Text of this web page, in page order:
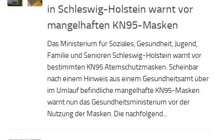
in Schleswig-Holstein warnt vor
mangelhaften KN95-Masken
Das Ministerium für Soziales, Gesundheit, Jugend,
Familie und Senioren Schleswig-Holstein warnt vor
bestimmten KN95 Atemschutzmasken. Scheinbar
nach einem Hinweis aus einem Gesundheitsamt über
im Umlauf befindliche mangelhafte KN95-Masken
warnt nun das Gesundheitsministerium vor der
Nutzung der Masken. Die nachfolgend...